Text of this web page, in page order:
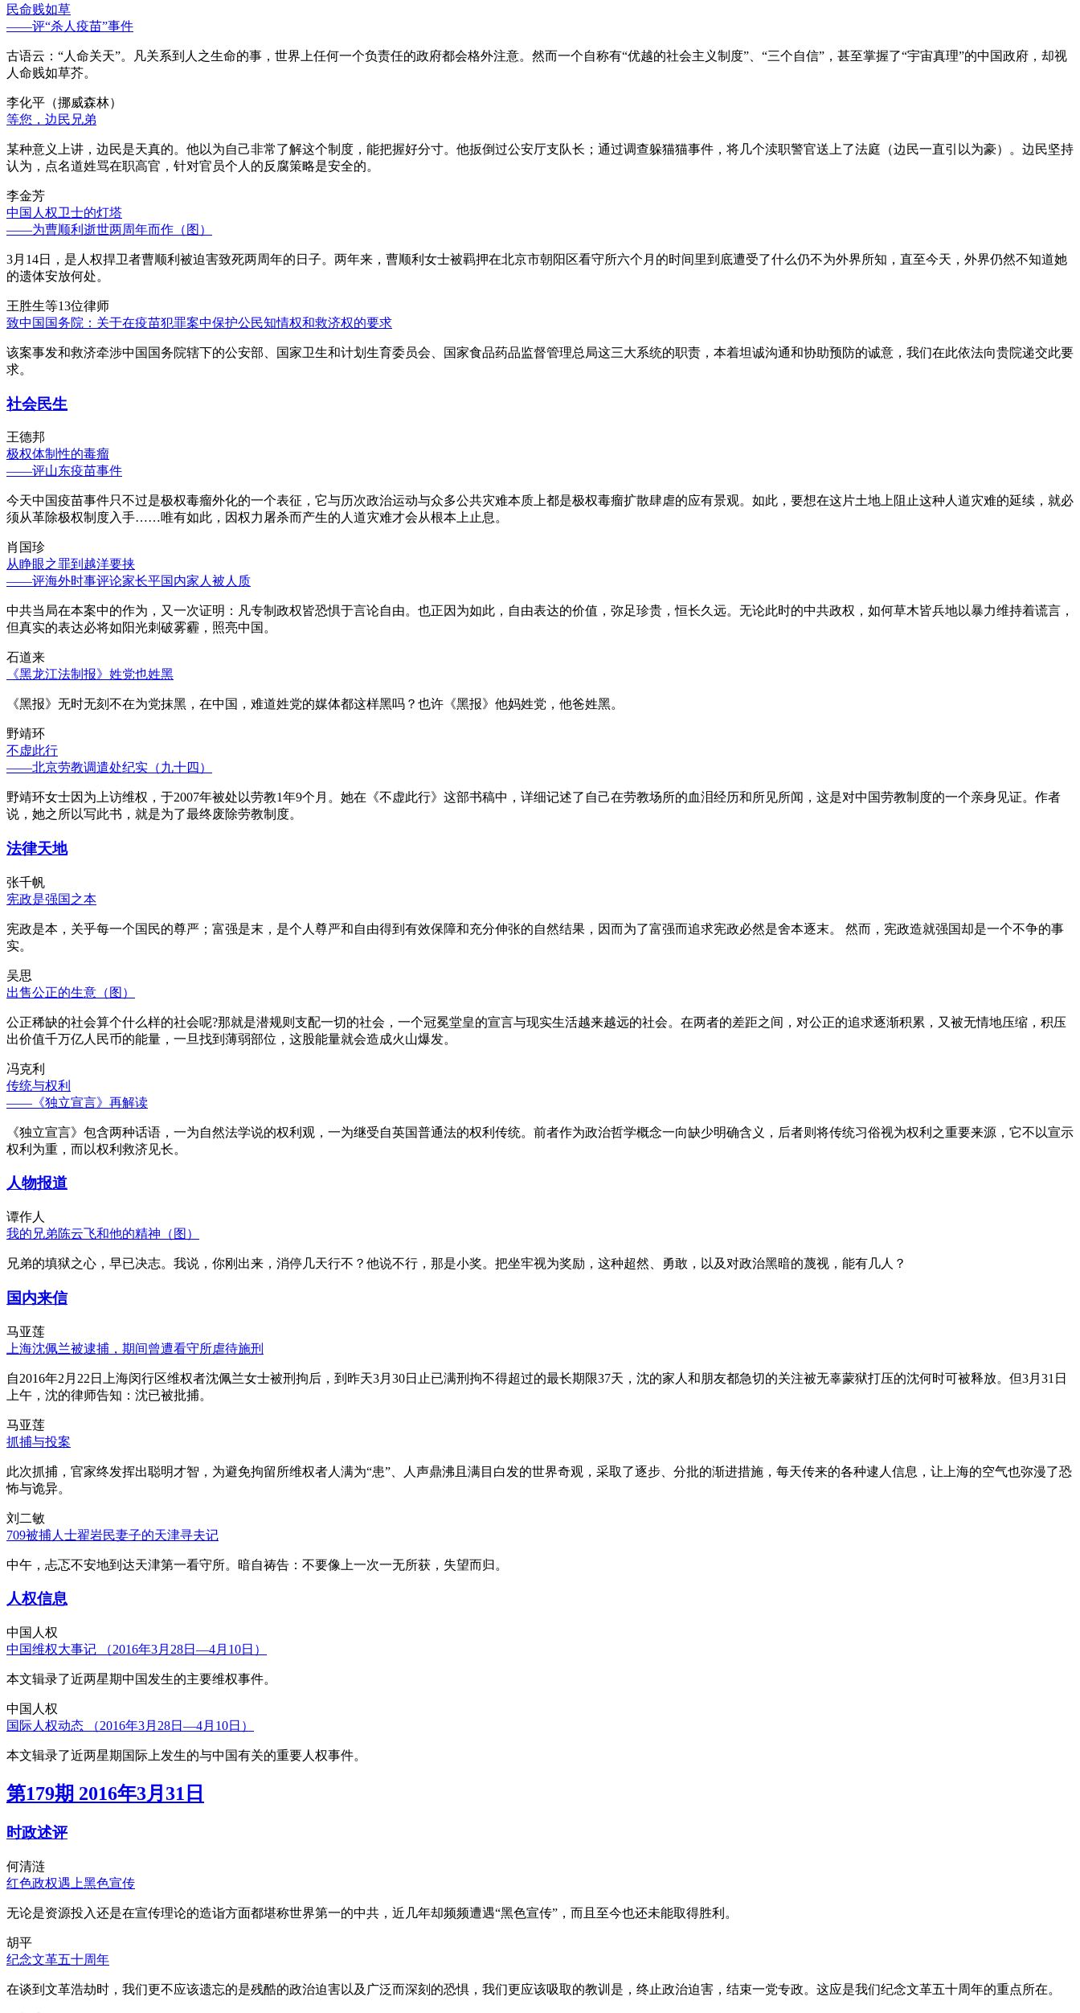
民命贱如草
——评“杀人疫苗”事件
古语云：“人命关天”。凡关系到人之生命的事，世界上任何一个负责任的政府都会格外注意。然而一个自称有“优越的社会主义制度”、“三个自信”，甚至掌握了“宇宙真理”的中国政府，却视
人命贱如草芥。
李化平（挪威森林）
等您，边民兄弟
某种意义上讲，边民是天真的。他以为自己非常了解这个制度，能把握好分寸。他扳倒过公安厅支队长；通过调查躲猫猫事件，将几个渎职警官送上了法庭（边民一直引以为豪）。边民坚持
认为，点名道姓骂在职高官，针对官员个人的反腐策略是安全的。
李金芳
中国人权卫士的灯塔
——为曹顺利逝世两周年而作（图）
3月14日，是人权捍卫者曹顺利被迫害致死两周年的日子。两年来，曹顺利女士被羁押在北京市朝阳区看守所六个月的时间里到底遭受了什么仍不为外界所知，直至今天，外界仍然不知道她
的遗体安放何处。
王胜生等13位律师
致中国国务院：关于在疫苗犯罪案中保护公民知情权和救济权的要求
该案事发和救济牵涉中国国务院辖下的公安部、国家卫生和计划生育委员会、国家食品药品监督管理总局这三大系统的职责，本着坦诚沟通和协助预防的诚意，我们在此依法向贵院递交此要
求。
社会民生
王德邦
极权体制性的毒瘤
——评山东疫苗事件
今天中国疫苗事件只不过是极权毒瘤外化的一个表征，它与历次政治运动与众多公共灾难本质上都是极权毒瘤扩散肆虐的应有景观。如此，要想在这片土地上阻止这种人道灾难的延续，就必
须从革除极权制度入手……唯有如此，因权力屠杀而产生的人道灾难才会从根本上止息。
肖国珍
从睁眼之罪到越洋要挟
——评海外时事评论家长平国内家人被人质
中共当局在本案中的作为，又一次证明：凡专制政权皆恐惧于言论自由。也正因为如此，自由表达的价值，弥足珍贵，恒长久远。无论此时的中共政权，如何草木皆兵地以暴力维持着谎言，
但真实的表达必将如阳光刺破雾霾，照亮中国。
石道来
《黑龙江法制报》姓党也姓黑
《黑报》无时无刻不在为党抹黑，在中国，难道姓党的媒体都这样黑吗？也许《黑报》他妈姓党，他爸姓黑。
野靖环
不虚此行
——北京劳教调遣处纪实（九十四）
野靖环女士因为上访维权，于2007年被处以劳教1年9个月。她在《不虚此行》这部书稿中，详细记述了自己在劳教场所的血泪经历和所见所闻，这是对中国劳教制度的一个亲身见证。作者
说，她之所以写此书，就是为了最终废除劳教制度。
法律天地
张千帆
宪政是强国之本
宪政是本，关乎每一个国民的尊严；富强是末，是个人尊严和自由得到有效保障和充分伸张的自然结果，因而为了富强而追求宪政必然是舍本逐末。 然而，宪政造就强国却是一个不争的事
实。
吴思
出售公正的生意（图）
公正稀缺的社会算个什么样的社会呢?那就是潜规则支配一切的社会，一个冠冕堂皇的宣言与现实生活越来越远的社会。在两者的差距之间，对公正的追求逐渐积累，又被无情地压缩，积压
出价值千万亿人民币的能量，一旦找到薄弱部位，这股能量就会造成火山爆发。
冯克利
传统与权利
——《独立宣言》再解读
《独立宣言》包含两种话语，一为自然法学说的权利观，一为继受自英国普通法的权利传统。前者作为政治哲学概念一向缺少明确含义，后者则将传统习俗视为权利之重要来源，它不以宣示
权利为重，而以权利救济见长。
人物报道
谭作人
我的兄弟陈云飞和他的精神（图）
兄弟的填狱之心，早已决志。我说，你刚出来，消停几天行不？他说不行，那是小奖。把坐牢视为奖励，这种超然、勇敢，以及对政治黑暗的蔑视，能有几人？
国内来信
马亚莲
上海沈佩兰被逮捕，期间曾遭看守所虐待施刑
自2016年2月22日上海闵行区维权者沈佩兰女士被刑拘后，到昨天3月30日止已满刑拘不得超过的最长期限37天，沈的家人和朋友都急切的关注被无辜蒙狱打压的沈何时可被释放。但3月31日
上午，沈的律师告知：沈已被批捕。
马亚莲
抓捕与投案
此次抓捕，官家终发挥出聪明才智，为避免拘留所维权者人满为“患”、人声鼎沸且满目白发的世界奇观，采取了逐步、分批的渐进措施，每天传来的各种逮人信息，让上海的空气也弥漫了恐
怖与诡异。
刘二敏
709被捕人士翟岩民妻子的天津寻夫记
中午，忐忑不安地到达天津第一看守所。暗自祷告：不要像上一次一无所获，失望而归。
人权信息
中国人权
中国维权大事记 （2016年3月28日—4月10日）
本文辑录了近两星期中国发生的主要维权事件。
中国人权
国际人权动态 （2016年3月28日—4月10日）
本文辑录了近两星期国际上发生的与中国有关的重要人权事件。
第179期 2016年3月31日
时政述评
何清涟
红色政权遇上黑色宣传
无论是资源投入还是在宣传理论的造诣方面都堪称世界第一的中共，近几年却频频遭遇“黑色宣传”，而且至今也还未能取得胜利。
胡平
纪念文革五十周年
在谈到文革浩劫时，我们更不应该遗忘的是残酷的政治迫害以及广泛而深刻的恐惧，我们更应该吸取的教训是，终止政治迫害，结束一党专政。这应是我们纪念文革五十周年的重点所在。